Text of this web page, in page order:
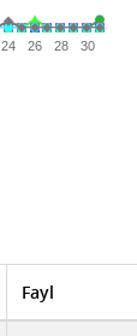
24 26 28 30
Fayl